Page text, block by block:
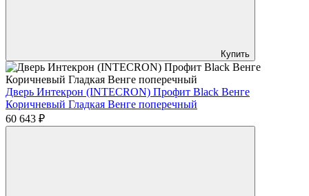
Купить
Дверь Интекрон (INTECRON) Профит Black Венге
Коричневый Гладкая Венге поперечный
60 643 ₽